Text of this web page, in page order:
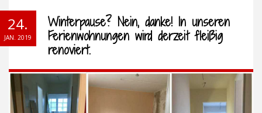
24.
JAN. 2019
Winterpause? Nein, danke! In unseren
Ferienwohnungen wird derzeit fleißig
renoviert.